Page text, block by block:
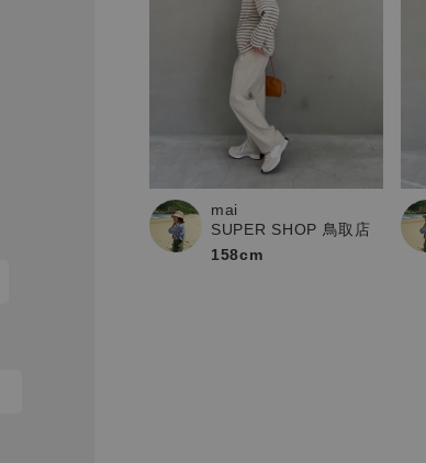
mai
SUPER SHOP 鳥取店
158cm